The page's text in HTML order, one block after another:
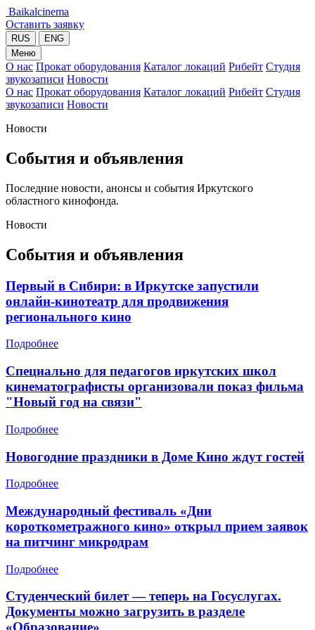
Baikalcinema
Оставить заявку
RUS
ENG
Меню
О нас Прокат оборудования Каталог локаций Рибейт Студия
звукозаписи Новости
О нас Прокат оборудования Каталог локаций Рибейт Студия
звукозаписи Новости
Новости
События и объявления
Последние новости, анонсы и события Иркутского
областного кинофонда.
Новости
События и объявления
Первый в Сибири: в Иркутске запустили
онлайн-кинотеатр для продвижения
регионального кино
Подробнее
Специально для педагогов иркутских школ
кинематографисты организовали показ фильма
"Новый год на связи"
Подробнее
Новогодние праздники в Доме Кино ждут гостей
Подробнее
Международный фестиваль «Дни
короткометражного кино» открыл прием заявок
на питчинг микродрам
Подробнее
Студенческий билет — теперь на Госуслугах.
Документы можно загрузить в разделе